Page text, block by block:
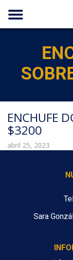
ENCHUFE
$3200
abril 25, 2023
Sara